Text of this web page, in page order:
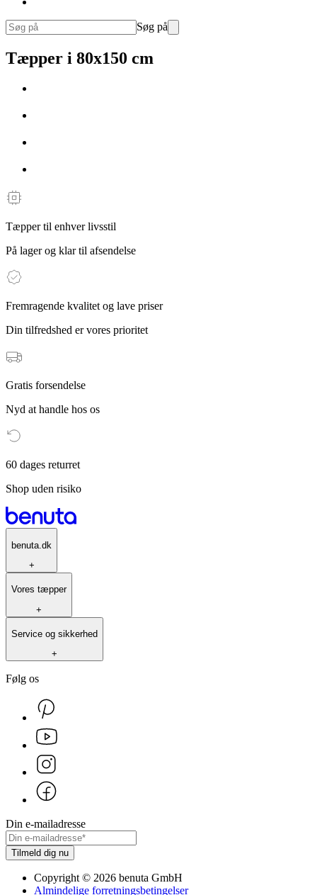
Søg på
Tæpper i 80x150 cm
Tæpper til enhver livsstil
På lager og klar til afsendelse
Fremragende kvalitet og lave priser
Din tilfredshed er vores prioritet
Gratis forsendelse
Nyd at handle hos os
60 dages returret
Shop uden risiko
benuta.dk
+
Vores tæpper
+
Service og sikkerhed
+
Følg os
Din e-mailadresse
Tilmeld dig nu
Copyright© 2026 benuta GmbH
Almindelige forretningsbetingelser